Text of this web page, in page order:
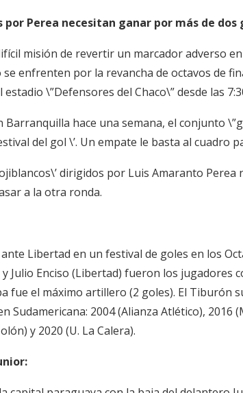
por Perea necesitan ganar por más de
misión de revertir un marcador adverso
enfrenten por la revancha de octavos de
\”Defensores del Chaco\” desde las
Barranquilla hace una semana, el conjunto
del gol \’. Un empate le basta al cuadro
dirigidos por Luis Amaranto
a la otra ronda.
Libertad en un festival de goles en los
Julio Enciso (Libertad) fueron los jugadores
fue el máximo artillero (2 goles). El Tiburón
Sudamericana: 2004 (Alianza Atlético),
y 2020 (U. La Calera).